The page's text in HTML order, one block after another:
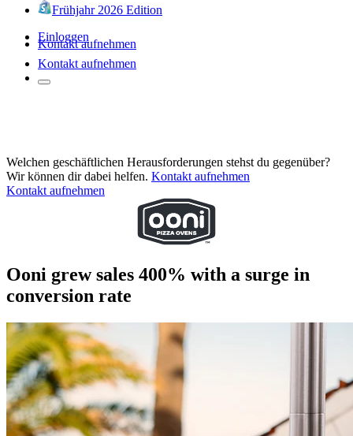
Frühjahr 2026 Edition
Einloggen
Kontakt aufnehmen
Kontakt aufnehmen
Welchen geschäftlichen Herausforderungen stehst du gegenüber?
Wir können dir dabei helfen. Kontakt aufnehmen
Kontakt aufnehmen
Ooni grew sales 400% with a surge in
conversion rate